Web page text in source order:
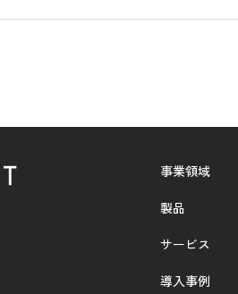
事業領域
製品
サービス
導入事例